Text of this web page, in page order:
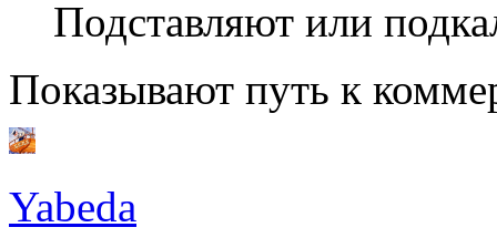
Подставляют или
Показывают путь к
Yabeda